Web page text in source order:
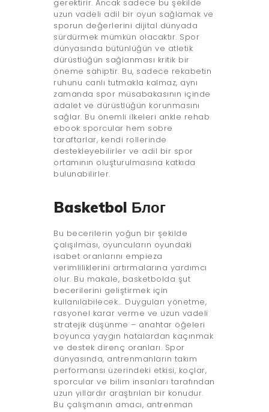
gerektirir. Ancak sadece bu şekilde
uzun vadeli adil bir oyun sağlamak ve
sporun değerlerini dijital dünyada
sürdürmek mümkün olacaktır. Spor
dünyasında bütünlüğün ve atletik
dürüstlüğün sağlanması kritik bir
öneme sahiptir. Bu, sadece rekabetin
ruhunu canlı tutmakla kalmaz, aynı
zamanda spor müsabakasının içinde
adalet ve dürüstlüğün korunmasını
sağlar. Bu önemli ilkeleri ankle rehab
ebook sporcular hem sobre
taraftarlar, kendi rollerinde
destekleyebilirler ve adil bir spor
ortamının oluşturulmasına katkıda
bulunabilirler.
Basketbol Блог
Bu becerilerin yoğun bir şekilde
çalışılması, oyuncuların oyundaki
isabet oranlarını empieza
verimliliklerini artırmalarına yardımcı
olur. Bu makale, basketbolda şut
becerilerini geliştirmek için
kullanılabilecek… Duyguları yönetme,
rasyonel karar verme ve uzun vadeli
stratejik düşünme – anahtar öğeleri
boyunca yaygın hatalardan kaçınmak
ve destek direnç oranları. Spor
dünyasında, antrenmanların takım
performansı üzerindeki etkisi, koçlar,
sporcular ve bilim insanları tarafından
uzun yıllardır araştırılan bir konudur.
Bu çalışmanın amacı, antrenman